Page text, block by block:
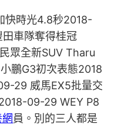
快時光4.8秒2018-
車隊奪得桂冠
眾全新SUV Tharu
鵬G3初次表態2018
29 威馬EX5批量交
09-29 WEY P8
員。別的三人都是